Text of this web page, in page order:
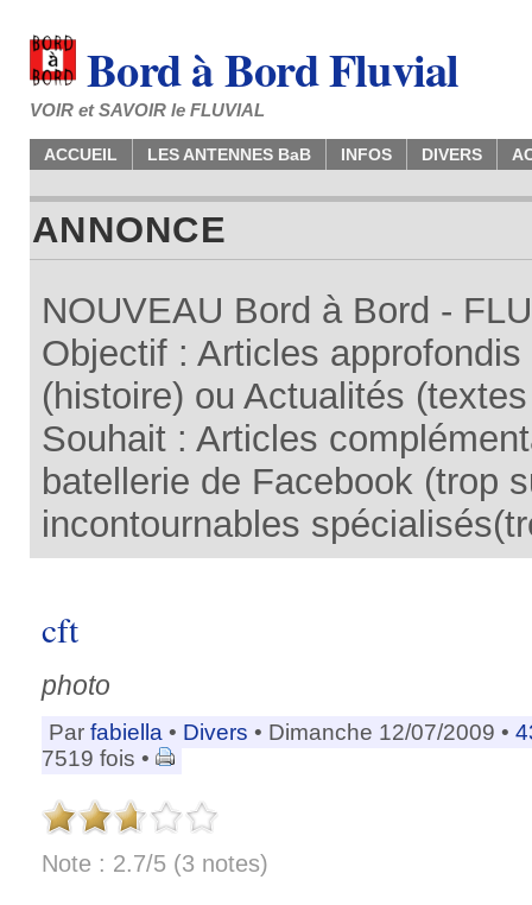
Bord à Bord Fluvial
VOIR et SAVOIR le FLUVIAL
ACCUEIL LES ANTENNES BaB INFOS DIVERS
ANNONCE
NOUVEAU Bord à Bord -
Objectif : Articles
(histoire) ou Actualités
Souhait : Articles
batellerie de Facebook (trop
incontournables
cft
photo
Par fabiella • Divers • Dimanche 12/07/2009 •
7519 fois •
Note : 2.7/5 (3 notes)